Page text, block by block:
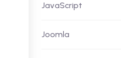
JavaScript
Joomla